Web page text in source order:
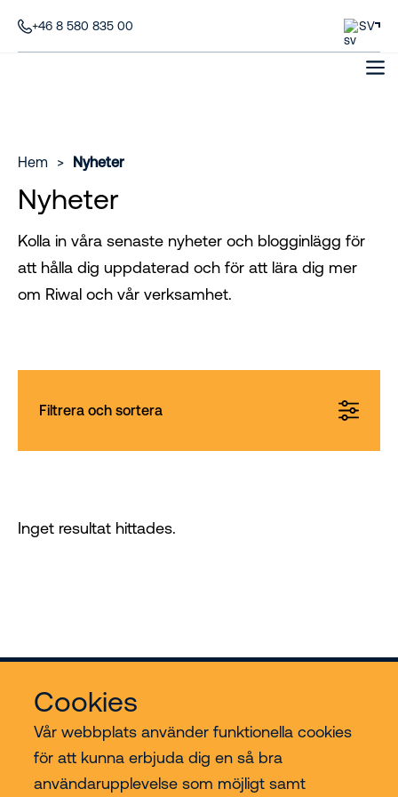
Cookies
Vår webbplats använder funktionella cookies
för att kunna erbjuda dig en så bra
användarupplevelse som möjligt samt
+46 8 580 835 00 SV
Hem > Nyheter
Nyheter
Kolla in våra senaste nyheter och blogginlägg för
att hålla dig uppdaterad och för att lära dig mer
om Riwal och vår verksamhet.
Filtrera och sortera
Inget resultat hittades.